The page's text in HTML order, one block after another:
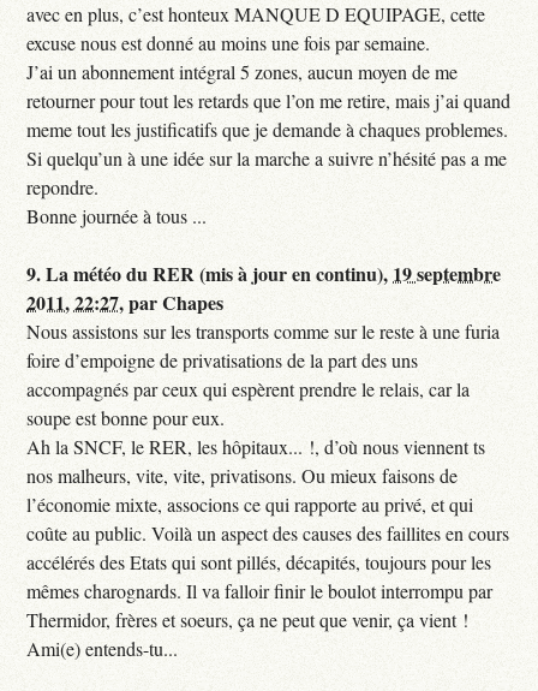
avec en plus, c’est honteux MANQUE D EQUIPAGE, cette
excuse nous est donné au moins une fois par semaine.
J’ai un abonnement intégral 5 zones, aucun moyen de me
retourner pour tout les retards que l’on me retire, mais j’ai quand
meme tout les justificatifs que je demande à chaques problemes.
Si quelqu’un à une idée sur la marche a suivre n’hésité pas a me
repondre.
Bonne journée à tous ...
9.La météo du RER (mis à jour en continu), 19 septembre
2011, 22:27,parChapes
Nous assistons sur les transports comme sur le reste à une furia
foire d’empoigne de privatisations de la part des uns
accompagnés par ceux qui espèrent prendre le relais, car la
soupe est bonne pour eux.
Ah la SNCF, le RER, les hôpitaux... !, d’où nous viennent ts
nos malheurs, vite, vite, privatisons. Ou mieux faisons de
l’économie mixte, associons ce qui rapporte au privé, et qui
coûte au public. Voilà un aspect des causes des faillites en cours
accélérés des Etats qui sont pillés, décapités, toujours pour les
mêmes charognards. Il va falloir finir le boulot interrompu par
Thermidor, frères et soeurs, ça ne peut que venir, ça vient !
Ami(e) entends-tu...